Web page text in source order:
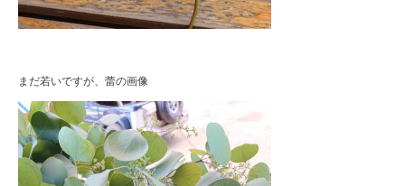
まだ若いですが、蕾の画像